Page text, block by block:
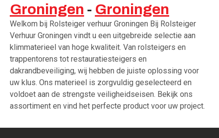
Groningen - Groningen
Welkom bij Rolsteiger verhuur Groningen Bij Rolsteiger
Verhuur Groningen vindt u een uitgebreide selectie aan
klimmaterieel van hoge kwaliteit. Van rolsteigers en
trappentorens tot restauratiesteigers en
dakrandbeveiliging, wij hebben de juiste oplossing voor
uw klus. Ons materieel is zorgvuldig geselecteerd en
voldoet aan de strengste veiligheidseisen. Bekijk ons
assortiment en vind het perfecte product voor uw project.